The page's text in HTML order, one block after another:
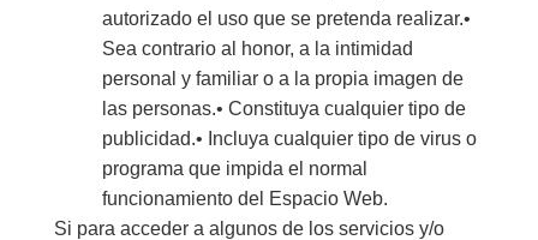
autorizado el uso que se pretenda realizar.•
Sea contrario al honor, a la intimidad
personal y familiar o a la propia imagen de
las personas.• Constituya cualquier tipo de
publicidad.• Incluya cualquier tipo de virus o
programa que impida el normal
funcionamiento del Espacio Web.
Si para acceder a algunos de los servicios y/o